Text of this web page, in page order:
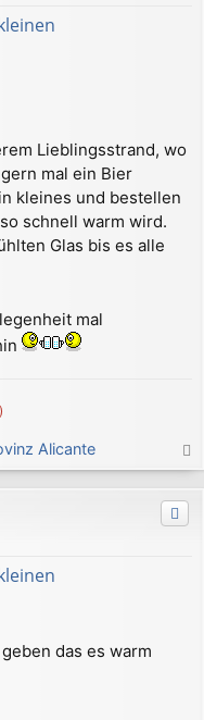
Lieblingsstrand, wo
mal ein Bier
kleines und bestellen
schnell warm wird.
Glas bis es alle
mal
Alicante
a
c
das es warm